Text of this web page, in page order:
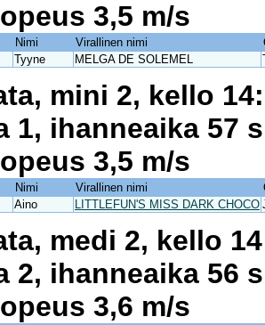
3,5 m/s
Nimi Virallinen nimi
Tyyne MELGA DE SOLEMEL
mini 2, kello
1, ihanneaika 57
3,5 m/s
Nimi Virallinen nimi
Aino LITTLEFUN'S MISS DARK CHOCO
medi 2, kello
2, ihanneaika 56
3,6 m/s